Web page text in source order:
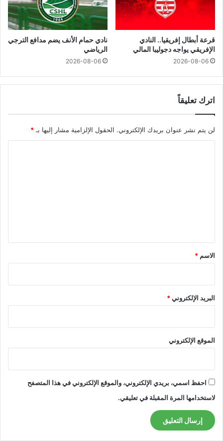
قرعة أبطال إفريقيا.. النادي
الإفريقي يواجه دجوليبا المالي
2026-08-06
نادي حمام الأنف يضم مدافع الترجي
الرياضي
2026-08-06
اترك تعليقاً
لن يتم نشر عنوان بريدك الإلكتروني. الحقول الإلزامية مشار إليها بـ *
*
الاسم *
البريد الإلكتروني*
الموقع الإلكتروني
احفظ اسمي، بريدي الإلكتروني، والموقع الإلكتروني في هذا المتصفح
لاستخدامها المرة المقبلة في تعليقي.